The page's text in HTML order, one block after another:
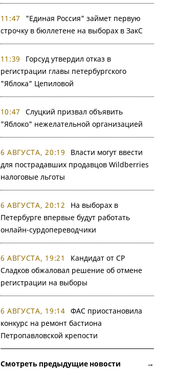
11:47
"Единая Россия" займет первую
строчку в бюллетене на выборах в ЗакС
11:39
Горсуд утвердил отказ в
регистрации главы петербургского
"Яблока" Цепиловой
10:47
Слуцкий призвал объявить
"Яблоко" нежелательной организацией
6 АВГУСТА, 20:19
Власти могут ввести
для пострадавших продавцов Wildberries
налоговые льготы
6 АВГУСТА, 20:12
На выборах в
Петербурге впервые будут работать
онлайн-сурдопереводчики
6 АВГУСТА, 19:21
Кандидат от СР
Сладков обжаловал решение об отмене
регистрации на выборы
6 АВГУСТА, 19:14 ФАС приостановила
конкурс на ремонт бастиона
Петропавловской крепости
Смотреть предыдущие новости →